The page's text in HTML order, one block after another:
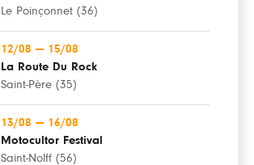
Le Poinçonnet (36)
12/08 — 15/08
La Route Du Rock
Saint-Père (35)
13/08 — 16/08
Motocultor Festival
Saint-Nolff (56)